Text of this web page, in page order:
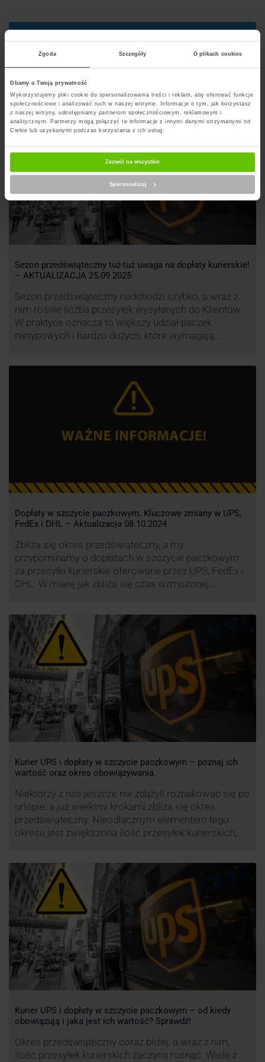
Zgoda Szczegóły O plikach cookies
Dbamy o Twoją prywatność
Wykorzystujemy pliki cookie do spersonalizowania treści i reklam, aby oferować funkcje
społecznościowe i analizować ruch w naszej witrynie. Informacje o tym, jak korzystasz
z naszej witryny, udostępniamy partnerom społecznościowym, reklamowym i
analitycznym. Partnerzy mogą połączyć te informacje z innymi danymi otrzymanymi od
Ciebie lub uzyskanymi podczas korzystania z ich usług.
Zezwól na wszystkie
Spersonalizuj
Szukaj punktu
Sezon przedświąteczny tuż-tuż uwaga na dopłaty kurierskie!
– AKTUALIZACJA 25.09.2025
Sezon przedświąteczny nadchodzi szybko, a wraz z
nim rośnie liczba przesyłek wysyłanych do Klientów.
W praktyce oznacza to większy udział paczek
nietypowych i bardzo dużych, które wymagają
Dopłaty w szczycie paczkowym. Kluczowe zmiany w UPS,
FedEx i DHL – Aktualizacja 08.10.2024
Zbliża się okres przedświąteczny, a my
przypominamy o dopłatach w szczycie paczkowym
za przesyłki kurierskie oferowane przez UPS, FedEx i
DHL. W miarę jak zbliża się czas wzmożonej
efektywności operacyjnej oraz zapewnienie
wysokiego poziomu świadczonych usług. Dodatkowo
przewoźnik UPS wprowadzi nowe opłaty opisane …
Kurier UPS i dopłaty w szczycie paczkowym – poznaj ich
wartość oraz okres obowiązywania.
Niektórzy z nas jeszcze nie zdążyli rozpakować się po
urlopie, a już wielkimi krokami zbliża się okres
przedświąteczny. Nieodłącznym elementem tego
okresu jest zwiększona ilość przesyłek kurierskich,
świadczonych usług to główne atuty przewoźnika
UPS, który co roku decyduje się na ograniczenie …
Kurier UPS i dopłaty w szczycie paczkowym – od kiedy
obowiązują i jaka jest ich wartość? Sprawdź!
Okres przedświąteczny coraz bliżej, a wraz z nim,
ilość przesyłek kurierskich zaczyna rosnąć. Wiele z